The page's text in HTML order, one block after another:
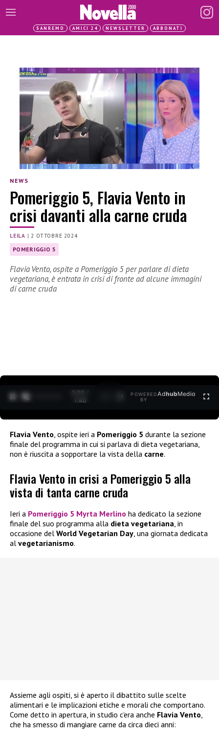
SANREMO AMICI 24 NEWSLETTER ABBONATI
NEWS
Pomeriggio 5, Flavia Vento in
crisi davanti alla carne cruda
LEILA |2 OTTOBRE 2024
POMERIGGIO 5
Flavia Vento, ospite a Pomeriggio 5 per parlare di dieta
vegetariana, è entrata in crisi di fronte ad alcune immagini
di carne cruda
0:30 /
1:40
POWERED
BY
AdhubMedia
Flavia Vento , ospite ieri a Pomeriggio 5 durante la sezione
finale del programma in cui si parlava di dieta vegetariana,
non è riuscita a sopportare la vista della carne.
Flavia Vento in crisi a Pomeriggio 5 alla
vista di tanta carne cruda
Ieri a Pomeriggio 5 Myrta Merlino ha dedicato la sezione
finale del suo programma alla dieta vegetariana, in
occasione del World Vegetarian Day, una giornata dedicata
al vegetarianismo.
Assieme agli ospiti, si è aperto il dibattito sulle scelte
alimentari e le implicazioni etiche e morali che comportano.
Come detto in apertura, in studio c’era anche Flavia Vento,
che ha smesso di mangiare carne da circa dieci anni: